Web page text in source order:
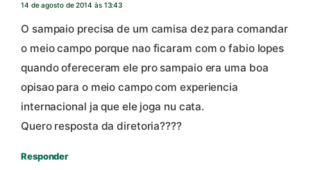
14 de agosto de 2014 às 13:43
O sampaio precisa de um camisa dez para comandar
o meio campo porque nao ficaram com o fabio lopes
quando ofereceram ele pro sampaio era uma boa
opisao para o meio campo com experiencia
internacional ja que ele joga nu cata.
Quero resposta da diretoria????
Responder